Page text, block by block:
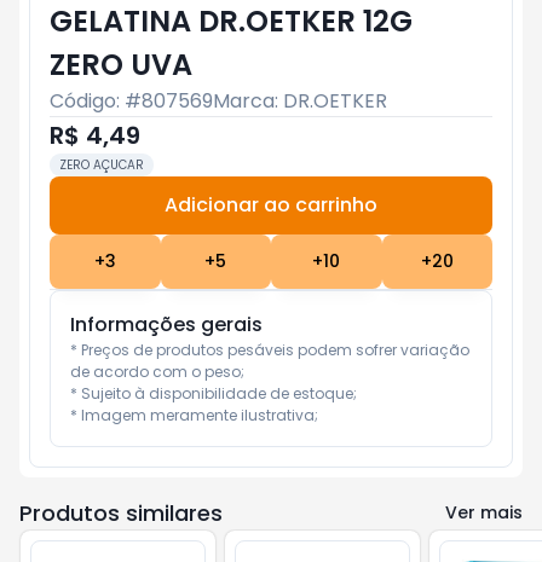
GELATINA DR.OETKER 12G
ZERO UVA
Código: #807569Marca: DR.OETKER
R$ 4,49
ZERO AÇUCAR
Adicionar ao carrinho
+3 +5 +10 +20
Informações gerais
* Preços de produtos pesáveis podem sofrer variação
de acordo com o peso;
* Sujeito à disponibilidade de estoque;
* Imagem meramente ilustrativa;
Produtos similares Ver mais